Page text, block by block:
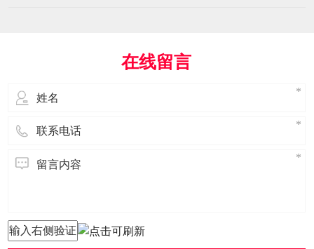
用场景、技术指标及长期维护成本综合考
量。作为深耕行业多年的广东立品地板科
在线留言